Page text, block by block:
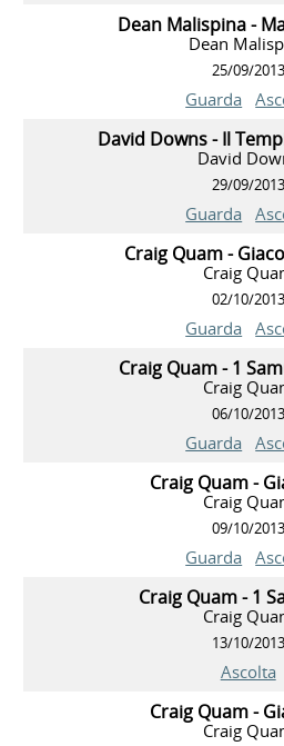
Dean Malispina -
Dean
25/09/2013
Guarda
David Downs - Il
David
29/09/2013
Guarda
Craig Quam -
Craig
02/10/2013
Guarda
Craig Quam - 1
Craig
06/10/2013
Guarda
Craig Quam -
Craig
09/10/2013
Guarda
Craig Quam - 1
Craig
13/10/2013
Ascolta
Craig Quam -
Craig